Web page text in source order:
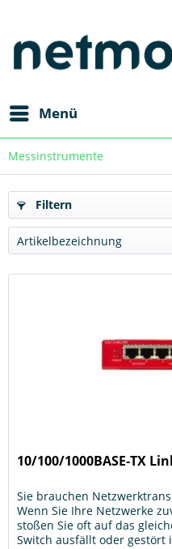
Menü
Messinstrumente
Filtern
10/100/1000BASE-TX
Sie brauchen
Wenn Sie Ihre Netzwerke
stoßen Sie oft auf das
Switch ausfällt oder gestört